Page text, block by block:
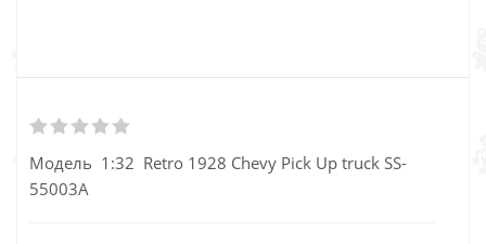
Модель 1:32 Retro 1928 Chevy Pick Up truck SS-
55003А